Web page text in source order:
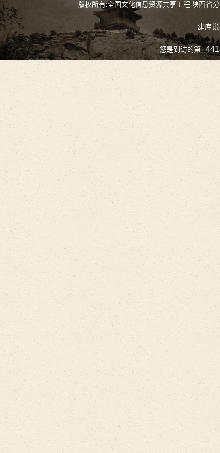
版权所有:全国文化信息资源共享工程 陕西省
建库
您是到访的第